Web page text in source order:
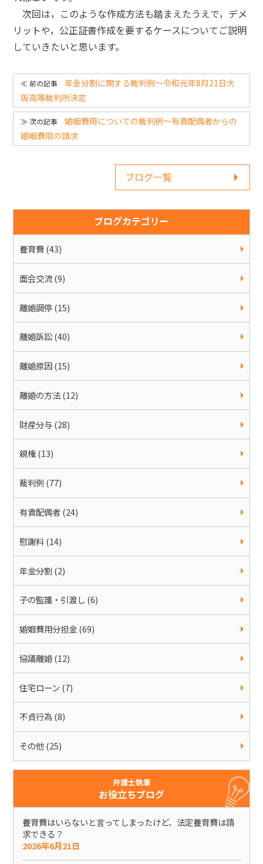
次回は，このような作成方法も踏まえたうえで，デメ
リットや，公正証書作成を要するケースについてご説明
していきたいと思います。
年金分割に関する裁判例～令和元年8月21日大
阪高等裁判所決定
婚姻費用についての裁判例～有責配偶者からの
婚姻費用の請求
ブログ一覧
ブログカテゴリー
養育費 (43)
面会交流 (9)
離婚調停 (15)
離婚訴訟 (40)
離婚原因 (15)
離婚の方法 (12)
財産分与 (28)
親権 (13)
裁判例 (77)
有責配偶者 (24)
慰謝料 (14)
年金分割 (2)
子の監護・引渡し (6)
婚姻費用分担金 (69)
協議離婚 (12)
住宅ローン (7)
不貞行為 (8)
その他 (25)
弁護士執筆
お役立ちブログ
養育費はいらないと言ってしまったけど、法定養育費は請
求できる？
2026年6月21日